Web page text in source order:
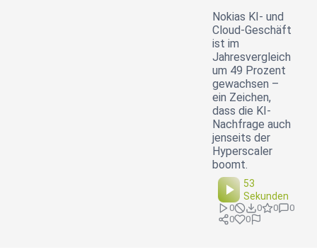
Nokias KI- und
Cloud-Geschäft
ist im
Jahresvergleich
um 49 Prozent
gewachsen –
ein Zeichen,
dass die KI-
Nachfrage auch
jenseits der
Hyperscaler
boomt.
53
Sekunden
0 0 0
0
0
0